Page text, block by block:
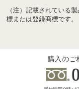
（注）記載されている
標または登録商標です。
購入のご